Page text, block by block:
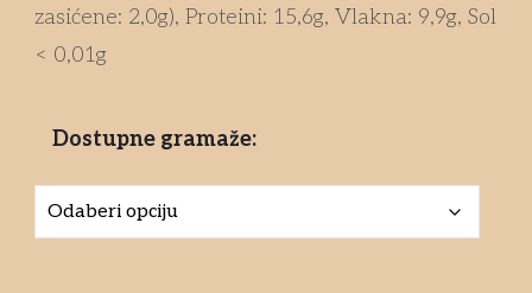
zasićene: 2,0g), Proteini: 15,6g, Vlakna: 9,9g, Sol
< 0,01g
Dostupne gramaže: